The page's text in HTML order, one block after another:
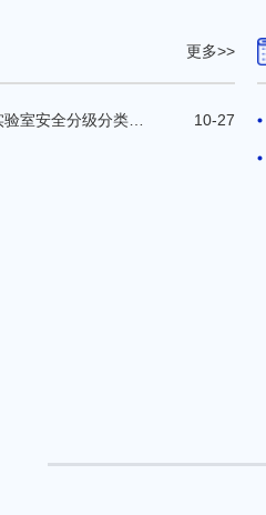
更多>>
10-27